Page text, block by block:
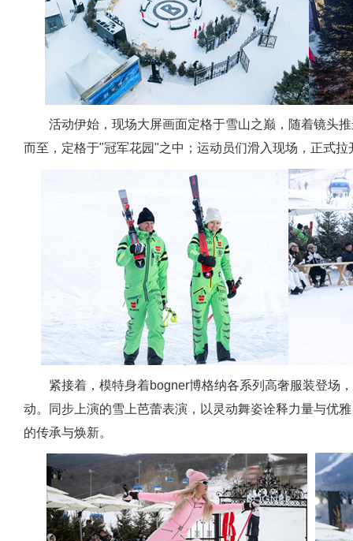
活动伊始，现场大屏画面定格于雪山之巅，随着镜头
而至，定格于"冠军花园"之中；运动员们滑入现场，正式拉
紧接着，模特身着bogner博格纳各系列高奢服装登场
动。同步上演的雪上芭蕾表演，以灵动舞姿诠释力量与优
的传承与焕新。